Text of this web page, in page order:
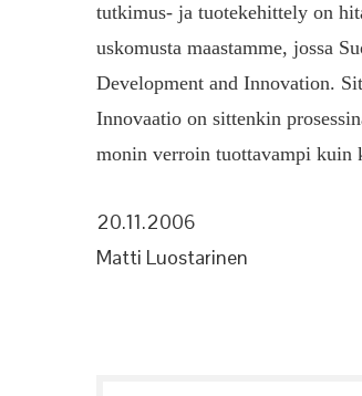
tutkimus- ja tuotekehittely on
uskomusta maastamme, jossa
Development and Innovation.
Innovaatio on sittenkin
monin verroin tuottavampi kuin
20.11.2006
Matti Luostarinen